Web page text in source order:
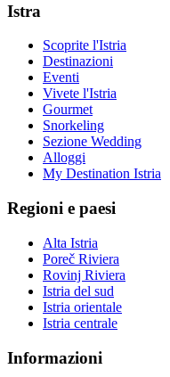
Istra
Scoprite l'Istria
Destinazioni
Eventi
Vivete l'Istria
Gourmet
Snorkeling
Sezione Wedding
Alloggi
My Destination Istria
Regioni e paesi
Alta Istria
Poreč Riviera
Rovinj Riviera
Istria del sud
Istria orientale
Istria centrale
Informazioni